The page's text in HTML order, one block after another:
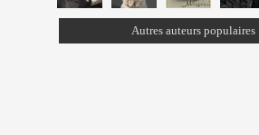
Autres auteurs populaires